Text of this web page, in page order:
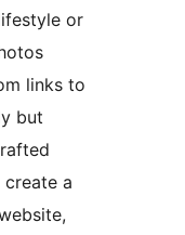
or
links to
but
a